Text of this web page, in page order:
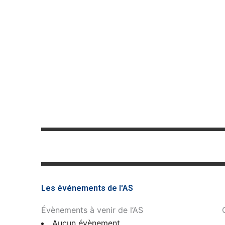
Les événements de l'AS
Évènements à venir de l’AS
Aucun évènement